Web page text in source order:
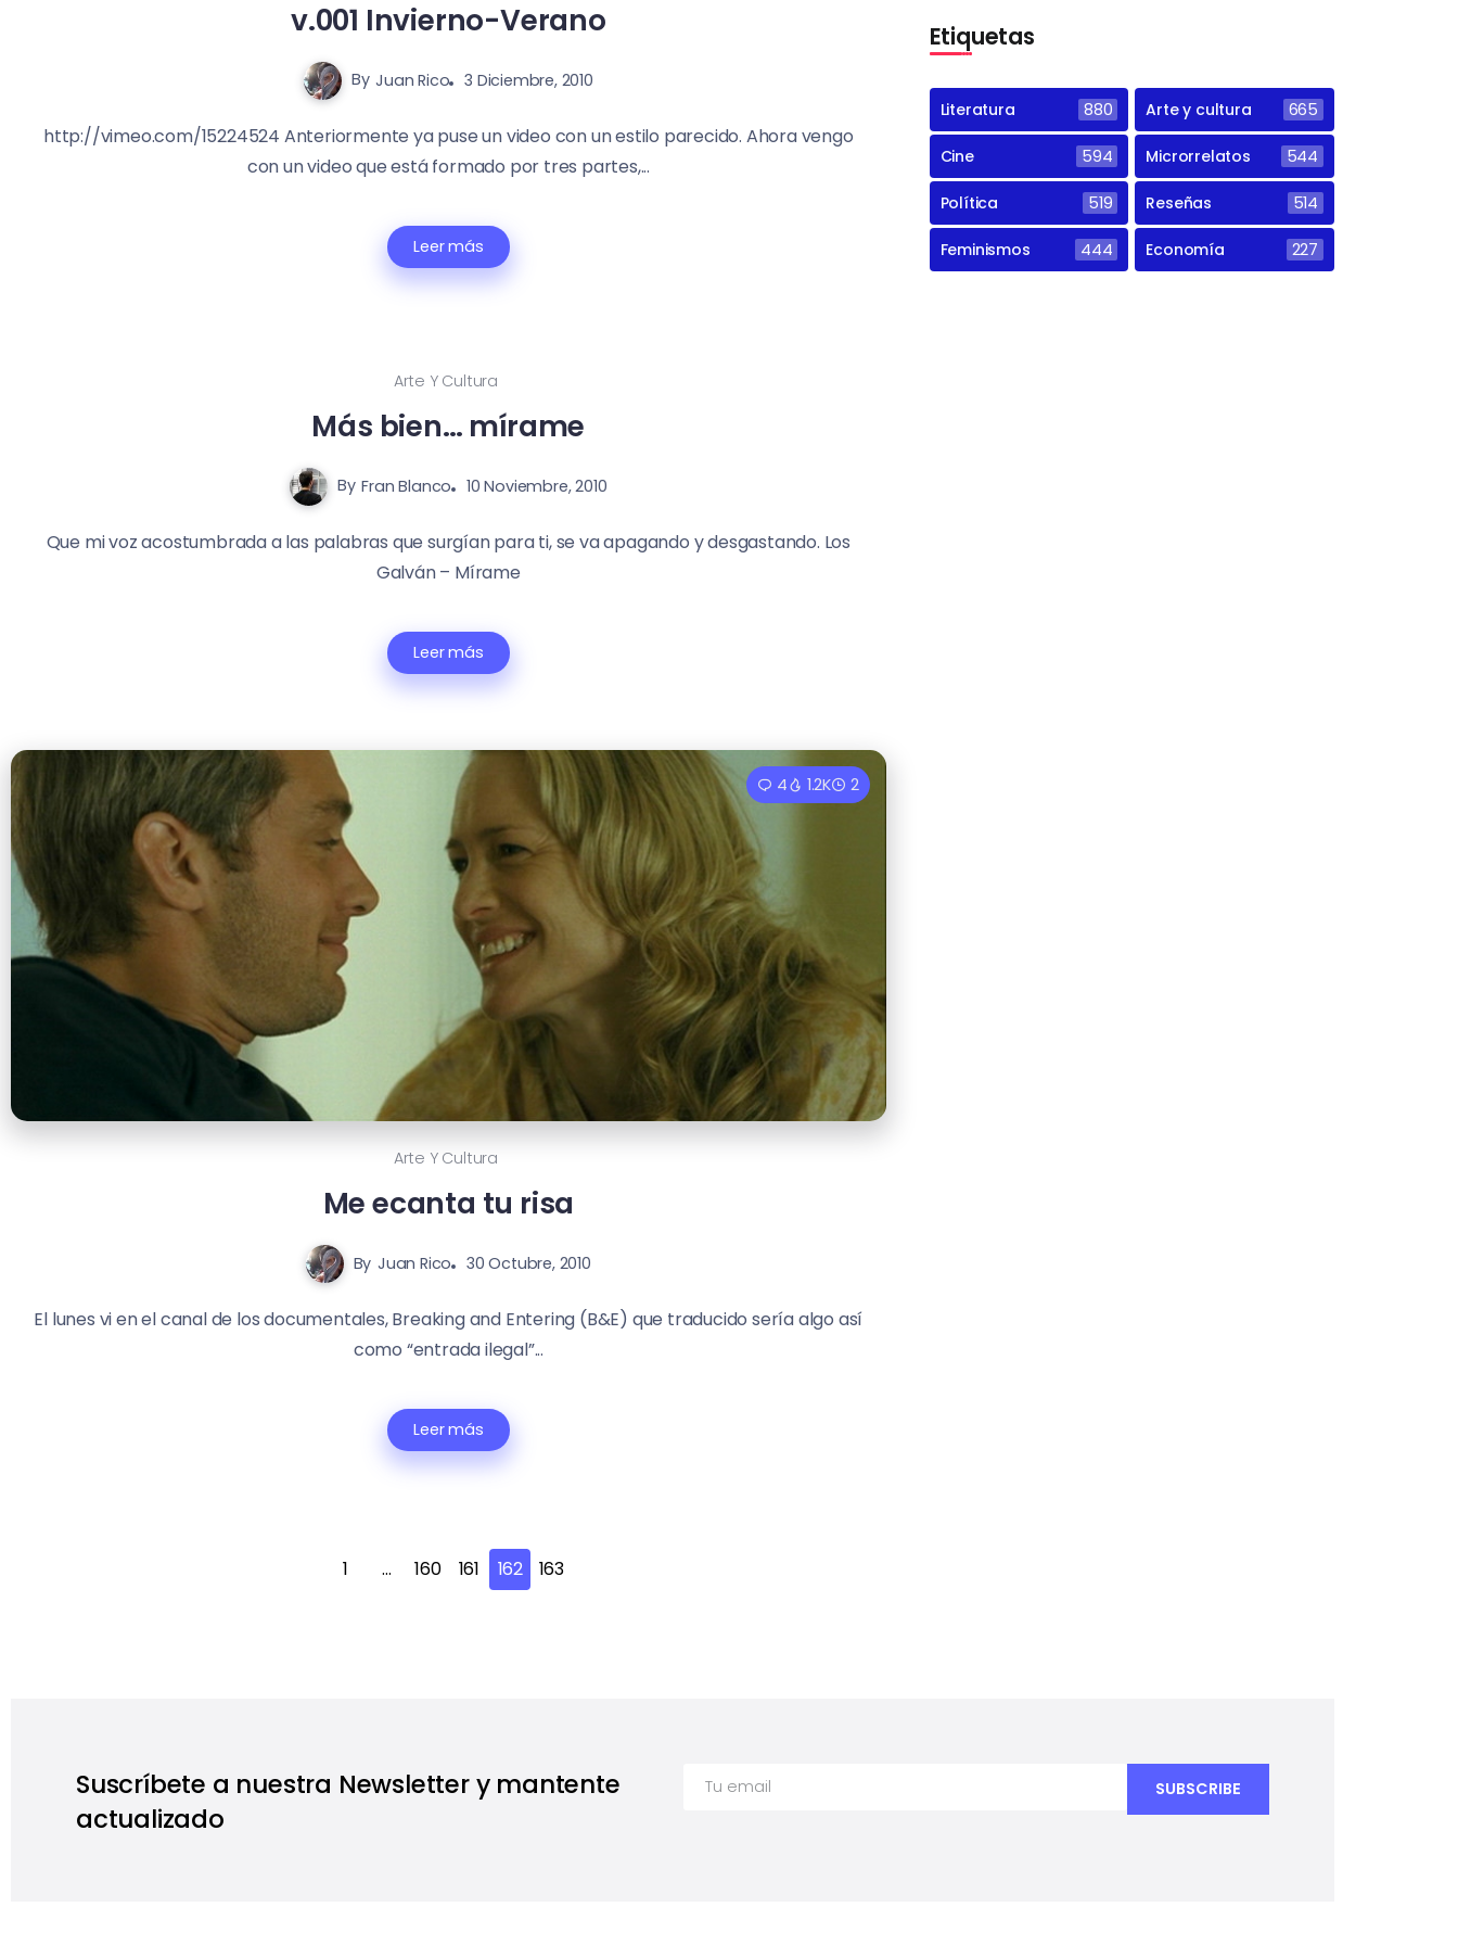
v.001 Invierno-Verano
By Juan Rico 3 Diciembre, 2010
http://vimeo.com/15224524 Anteriormente ya puse un video con un estilo parecido. Ahora vengo
con un video que está formado por tres partes,...
Leer más
Arte Y Cultura
Más bien… mírame
By Fran Blanco 10 Noviembre, 2010
Que mi voz acostumbrada a las palabras que surgían para ti, se va apagando y desgastando. Los
Galván – Mírame
Leer más
4 1.2K 2
Arte Y Cultura
Me ecanta tu risa
By Juan Rico 30 Octubre, 2010
El lunes vi en el canal de los documentales, Breaking and Entering (B&E) que traducido sería algo así
como “entrada ilegal”...
Leer más
1 … 160 161 162 163
Etiquetas
Literatura 880 Arte y cultura 665
Cine 594 Microrrelatos 544
Política 519 Reseñas 514
Feminismos 444 Economía 227
Suscríbete a nuestra Newsletter y mantente
actualizado